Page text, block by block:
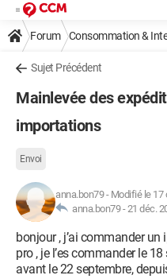
Forum Consommation &
Sujet Précédent
Mainlevée des
importations
Envoi
anna.bon79- Modifié le 17
anna.bon79 -21 déc.
bonjour , j’ai commander
pro , je l’es commander le
avant le 22 septembre,